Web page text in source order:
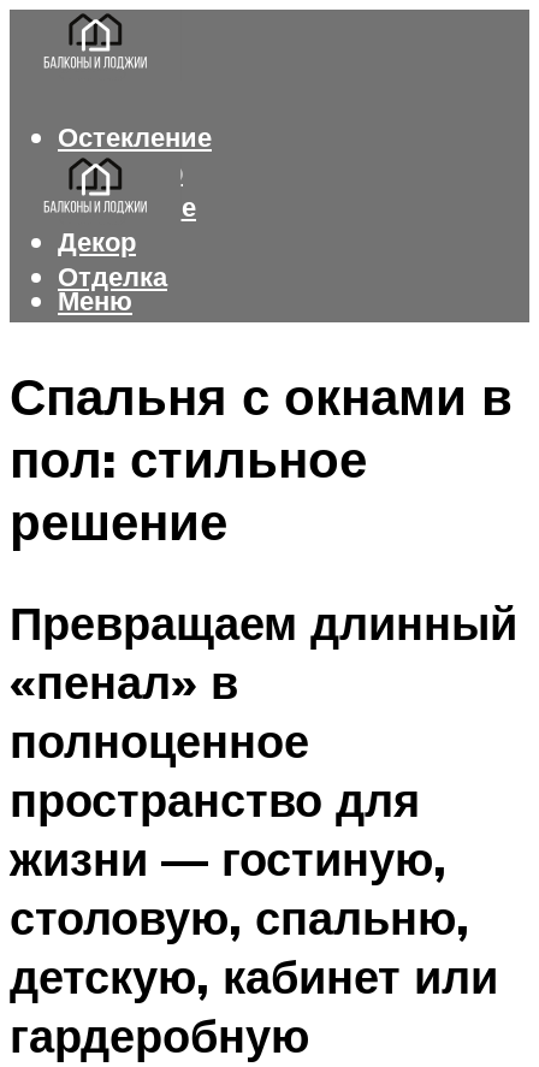
Остекление
Интерьер
Утепление
Декор
Отделка
Меню
Спальня с окнами в
пол: стильное
решение
Превращаем длинный
«пенал» в
полноценное
пространство для
жизни — гостиную,
столовую, спальню,
детскую, кабинет или
гардеробную